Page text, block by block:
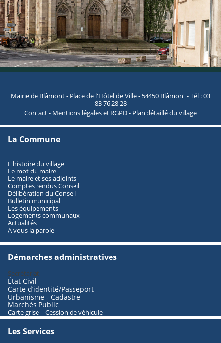
Mairie de Blâmont - Place de l'Hôtel de Ville - 54450 Blâmont - Tél : 03
83 76 28 28
Contact- Mentions légales et RGPD- Plan détaillé du village
La Commune
L'histoire du village
Le mot du maire
Le maire et ses adjoints
Comptes rendus Conseil
Délibération du Conseil
Bulletin municipal
Les équipements
Logements communaux
Actualités
A vous la parole
Démarches administratives
Secrétariat
État Civil
Carte d’identité/Passeport
Urbanisme - Cadastre
Marchés Public
Carte grise – Cession de véhicule
Les Services